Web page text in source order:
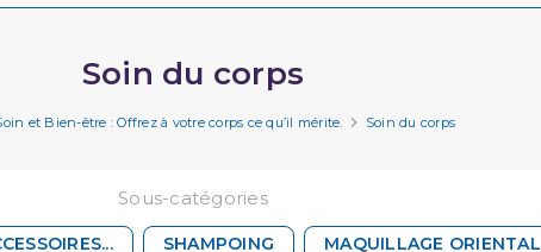
Soin du corps
et Bien-être : Offrez à votre corps ce qu’il mérite. Soin du corps
Sous-catégories
SHAMPOING MAQUILLAGE ORIENTAL